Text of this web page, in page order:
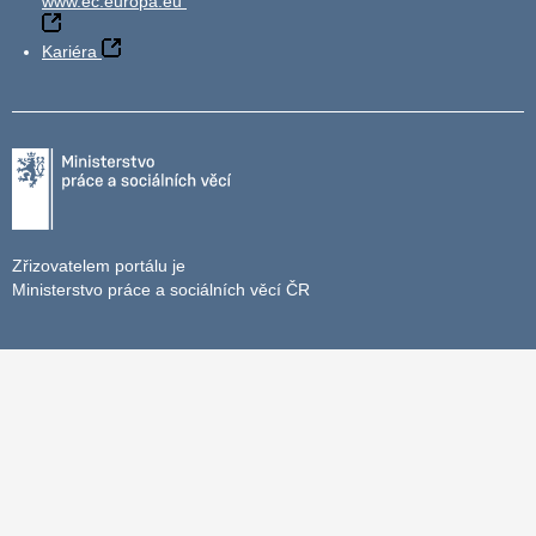
Kariéra
Zřizovatelem portálu je
Ministerstvo práce a sociálních věcí ČR